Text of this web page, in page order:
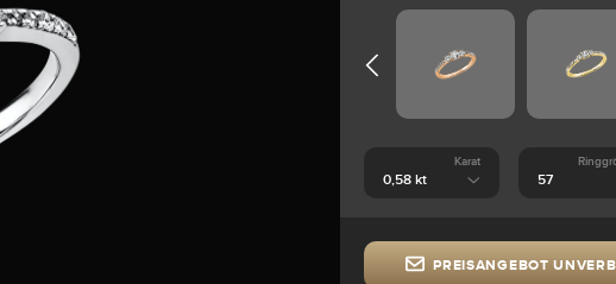
Karat
PREISANGEBOT